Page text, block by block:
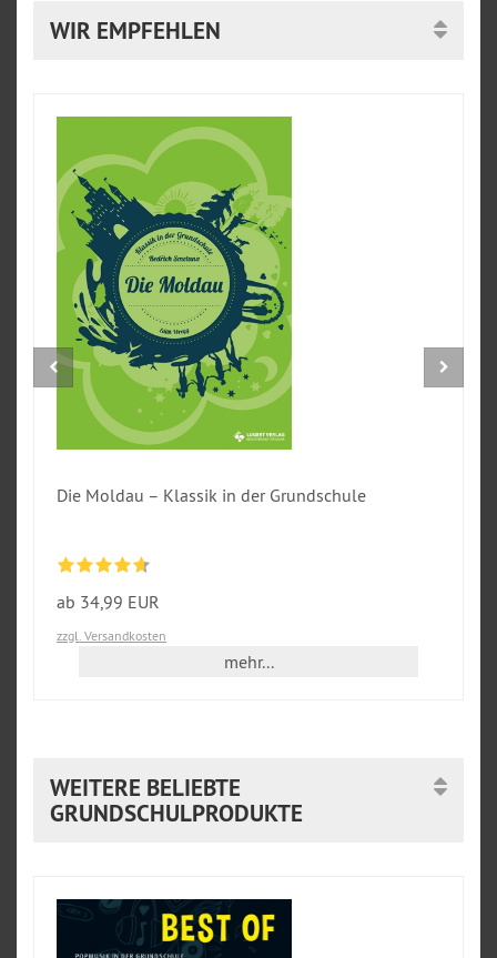
WIR EMPFEHLEN
Die Moldau – Klassik in der Grundschule
ab 34,99 EUR
zzgl. Versandkosten
mehr...
WEITERE BELIEBTE
GRUNDSCHULPRODUKTE